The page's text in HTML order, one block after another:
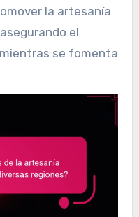
la artesanía
el
se fomenta